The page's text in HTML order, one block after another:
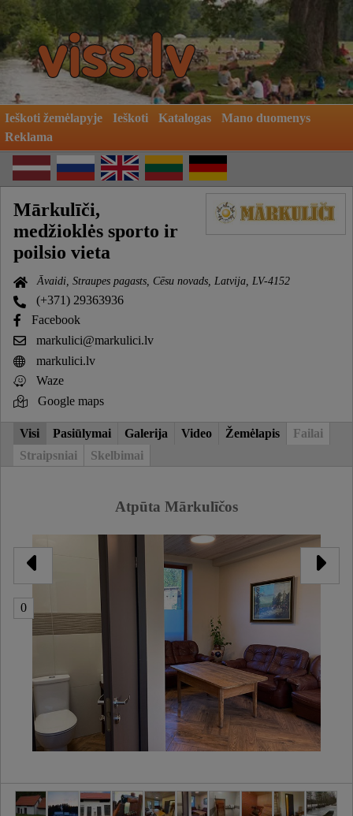
Ieškoti žemėlapyje Ieškoti Katalogas
Mano duomenys
Reklama
Mārkulīči,
medžioklės sporto ir
poilsio vieta
Āvaidi, Straupes pagasts, Cēsu novads, Latvija, LV-4152
(+371) 29363936
Facebook
markulici@markulici.lv
markulici.lv
Waze
Google maps
Visi Pasiūlymai Galerija Video Žemėlapis
Failai
Straipsniai
Skelbimai
Atpūta Mārkulīčos
0